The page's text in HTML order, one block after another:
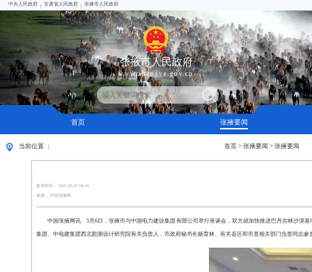
中央人民政府 甘肃省人民政府 张掖市人民政府
张掖市人民政府
www.zhangye.gov.cn
首页 张掖要闻
当前位置 ： 首页 > 张掖要闻 > 张掖要闻
发布时间： 2025-05-07 09:26
来源： 中国张掖网
中国张掖网讯5月6日，张掖市与中国电力建设集团有限公司举行座谈会，双方就加快推进巴丹吉林沙漠
集团、中电建集团西北勘测设计研究院有关负责人，市政府秘书长杨育林、有关县区和市直相关部门负责同志参